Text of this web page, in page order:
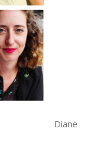
Diane